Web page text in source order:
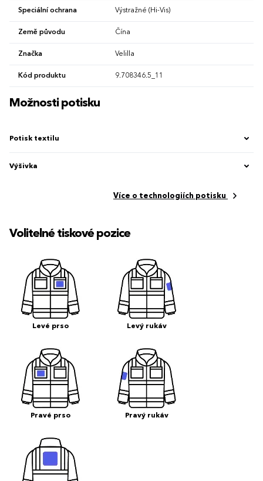
Speciální ochrana Výstražné (Hi-Vis)
Země původu Čína
Značka Velilla
Kód produktu 9.708346.5_11
Možnosti potisku
Potisk textilu
Výšivka
Více o technologiích potisku
Volitelné tiskové pozice
Levé prso Levý rukáv
Pravé prso Pravý rukáv